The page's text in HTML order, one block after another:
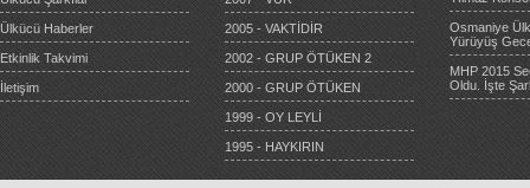
Ülkücü Haberler
Etkinlik Takvimi
İletişim
2005 - VAKTİDİR
2002 - GRUP ÖTÜKEN 2
2000 - GRUP ÖTÜKEN
1999 - OY LEYLİ
1995 - HAYKIRIN
Osmaniye
Yürüyüş
MHP 2015
Oldu. İşte